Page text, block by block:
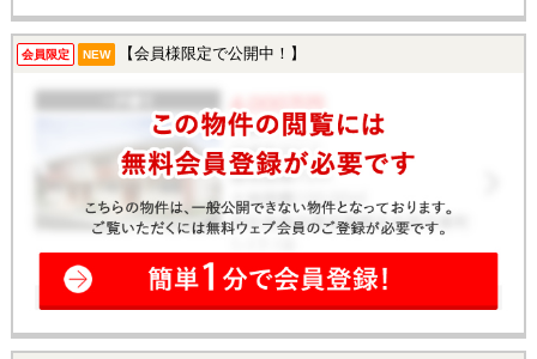
会員限定 NEW 【会員様限定で公開中！】